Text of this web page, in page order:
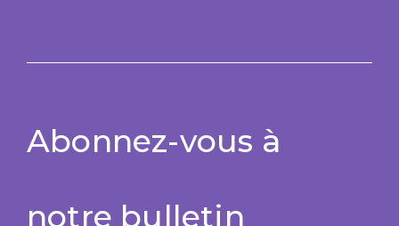
Abonnez-vous à
notre bulletin